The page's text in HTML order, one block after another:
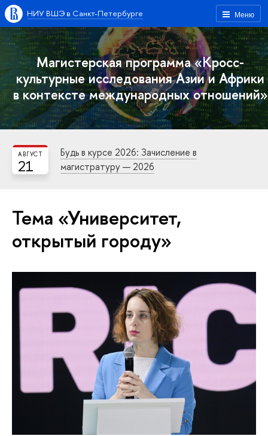
Меню
НИУ ВШЭ в Санкт-Петербурге
Магистерская программа «Кросс-
культурные исследования Азии и Африки
в контексте международных отношений»
21
АВГУСТ
Будь в курсе 2026: Зачисление в
магистратуру — 2026
Тема «Университет,
открытый городу»